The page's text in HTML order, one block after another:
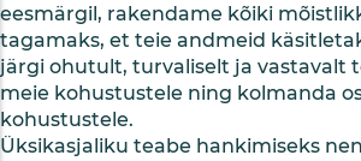
eesmärgil, rakendame kõiki
tagamaks, et teie andmeid
järgi ohutult, turvaliselt ja vastavalt
meie kohustustele ning kolmanda
kohustustele.
Üksikasjaliku teabe hankimiseks